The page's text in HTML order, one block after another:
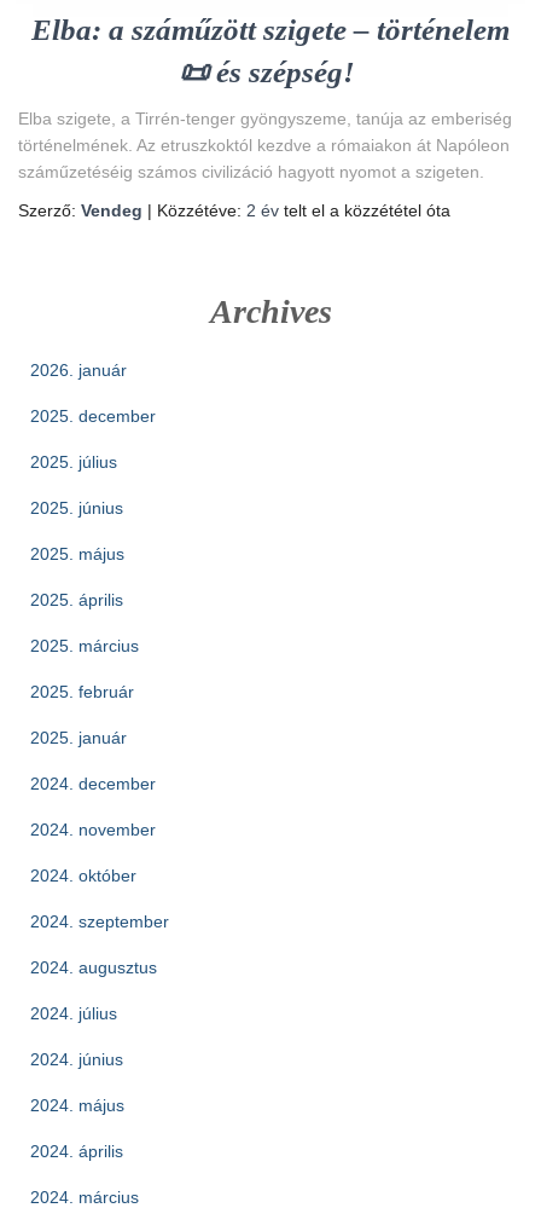
Elba: a száműzött szigete – történelem
📜 és szépség!
Elba szigete, a Tirrén-tenger gyöngyszeme, tanúja az emberiség
történelmének. Az etruszkoktól kezdve a rómaiakon át Napóleon
száműzetéséig számos civilizáció hagyott nyomot a szigeten.
Szerző: Vendeg | Közzétéve: 2 év telt el a közzététel óta
Archives
2026. január
2025. december
2025. július
2025. június
2025. május
2025. április
2025. március
2025. február
2025. január
2024. december
2024. november
2024. október
2024. szeptember
2024. augusztus
2024. július
2024. június
2024. május
2024. április
2024. március